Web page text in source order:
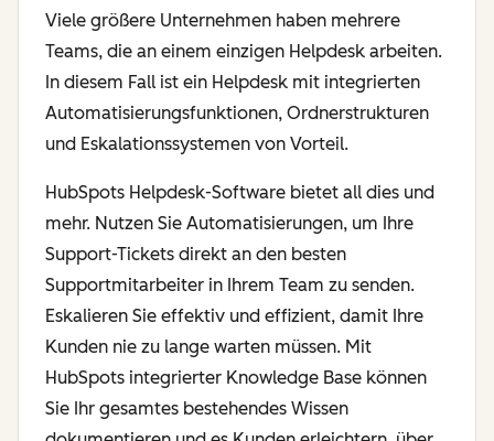
Viele größere Unternehmen haben mehrere
Teams, die an einem einzigen Helpdesk arbeiten.
In diesem Fall ist ein Helpdesk mit integrierten
Automatisierungsfunktionen, Ordnerstrukturen
und Eskalationssystemen von Vorteil.
HubSpots Helpdesk-Software bietet all dies und
mehr. Nutzen Sie Automatisierungen, um Ihre
Support-Tickets direkt an den besten
Supportmitarbeiter in Ihrem Team zu senden.
Eskalieren Sie effektiv und effizient, damit Ihre
Kunden nie zu lange warten müssen. Mit
HubSpots integrierter Knowledge Base können
Sie Ihr gesamtes bestehendes Wissen